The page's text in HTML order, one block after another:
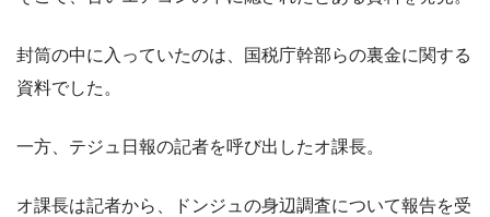
封筒の中に入っていたのは、国税庁幹部らの裏金に関する
資料でした。
一方、テジュ日報の記者を呼び出したオ課長。
オ課長は記者から、ドンジュの身辺調査について報告を受